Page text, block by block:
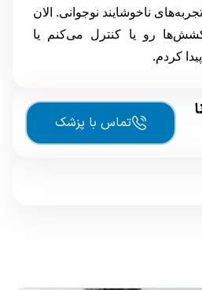
ناخوشایند نوجوانی. الان
رو یا کنترل می‌کنم یا
کردم.
تماس با پزشک